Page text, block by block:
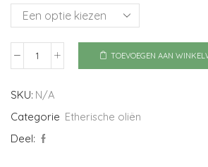
Rozemarijn
kamfer
TOEVOEGEN AAN
SKU: N/A
Categorie Etherische oliën
Deel: